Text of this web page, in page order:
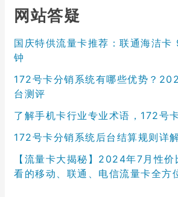
网站答疑
国庆特供流量卡推荐：联通海洁
钟
172号卡分销系统有哪些优势？
台测评
了解手机卡行业专业术语，172号
172号卡分销系统后台结算规则详
【流量卡大揭秘】2024年7月性
看的移动、联通、电信流量卡全方